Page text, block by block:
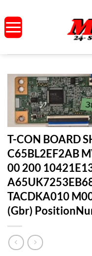
Inhalt
springen
T-CON BOARD
C65BL2EF2AB
00 200
TACDKA010
(Gbr)